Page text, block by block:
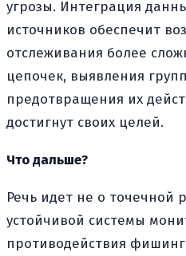
угрозы. Интеграция
источников обеспечит
отслеживания более
цепочек, выявления
предотвращения их
достигнут своих целей.
Что дальше?
Речь идет не о точечной
устойчивой системы
противодействия